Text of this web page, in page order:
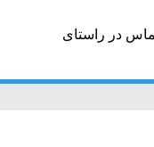
در راستای